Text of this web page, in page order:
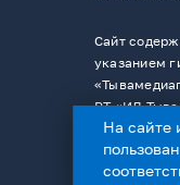
Сайт
указанием
РТ «ИД
На сайте